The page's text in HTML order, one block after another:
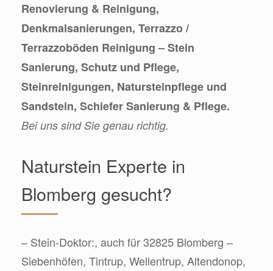
Renovierung & Reinigung,
Denkmalsanierungen, Terrazzo /
Terrazzoböden Reinigung – Stein
Sanierung, Schutz und Pflege,
Steinreinigungen, Natursteinpflege und
Sandstein, Schiefer Sanierung & Pflege.
Bei uns sind Sie genau richtig.
Naturstein Experte in
Blomberg gesucht?
– Stein-Doktor:, auch für 32825 Blomberg –
Siebenhöfen, Tintrup, Wellentrup, Altendonop,